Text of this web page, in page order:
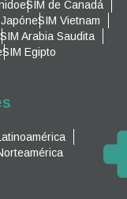
eSIM de Canadá
eSIM Vietnam
Arabia Saudita
Egipto